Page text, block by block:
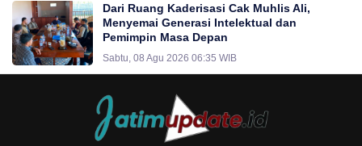
Dari Ruang Kaderisasi Cak Muhlis Ali,
Menyemai Generasi Intelektual dan
Pemimpin Masa Depan
Sabtu, 08 Agu 2026 06:35 WIB